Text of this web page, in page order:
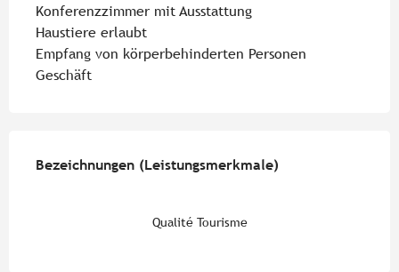
Konferenzzimmer mit Ausstattung
Haustiere erlaubt
Empfang von körperbehinderten Personen
Geschäft
Bezeichnungen (Leistungsmerkmale)
Bezeichnungen (Leistungsmerkmale)
Qualité Tourisme